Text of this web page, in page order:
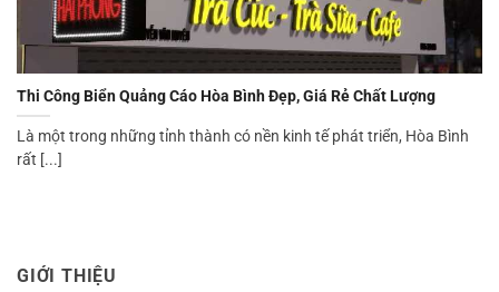
Thi Công Biển Quảng Cáo Hòa Bình Đẹp, Giá Rẻ Chất Lượng
Là một trong những tỉnh thành có nền kinh tế phát triển, Hòa Bình
rất [...]
GIỚI THIỆU